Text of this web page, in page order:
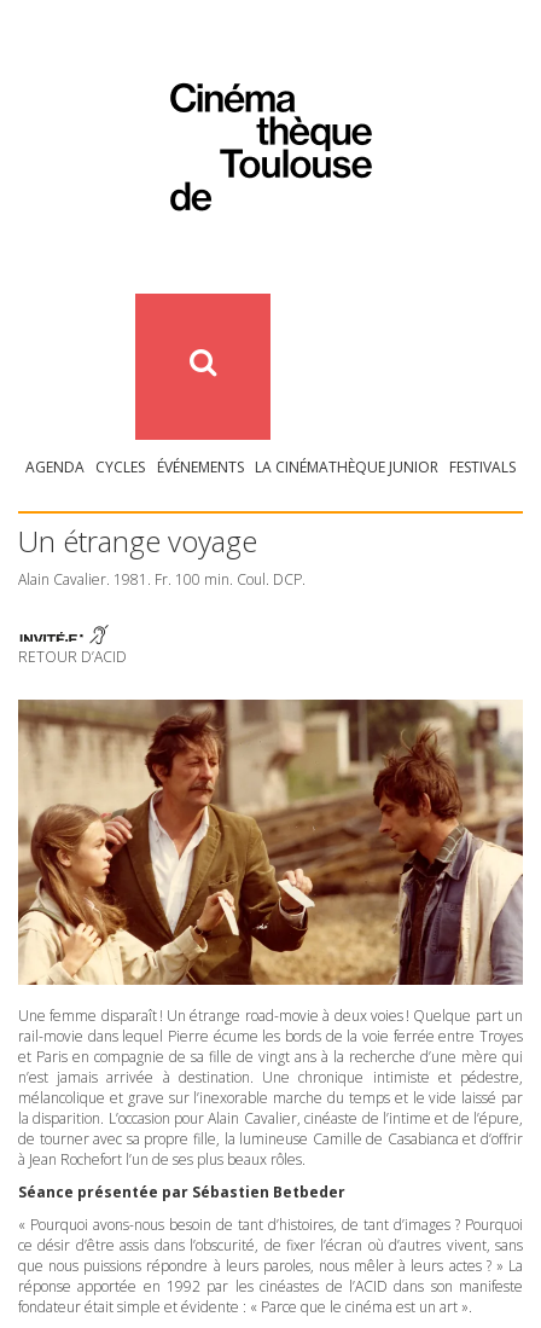
AGENDA CYCLES ÉVÉNEMENTS LA CINÉMATHÈQUE JUNIOR FESTIVALS
Un étrange voyage
Alain Cavalier. 1981. Fr. 100 min. Coul. DCP.
RETOUR D’ACID
Une femme disparaît ! Un étrange road-movie à deux voies ! Quelque part un
rail-movie dans lequel Pierre écume les bords de la voie ferrée entre Troyes
et Paris en compagnie de sa fille de vingt ans à la recherche d’une mère qui
n’est jamais arrivée à destination. Une chronique intimiste et pédestre,
mélancolique et grave sur l’inexorable marche du temps et le vide laissé par
la disparition. L’occasion pour Alain Cavalier, cinéaste de l’intime et de l’épure,
de tourner avec sa propre fille, la lumineuse Camille de Casabianca et d’offrir
à Jean Rochefort l’un de ses plus beaux rôles.
Séance présentée par Sébastien Betbeder
« Pourquoi avons-nous besoin de tant d’histoires, de tant d’images ? Pourquoi
ce désir d’être assis dans l’obscurité, de fixer l’écran où d’autres vivent, sans
que nous puissions répondre à leurs paroles, nous mêler à leurs actes ? » La
réponse apportée en 1992 par les cinéastes de l’ACID dans son manifeste
fondateur était simple et évidente : « Parce que le cinéma est un art ».